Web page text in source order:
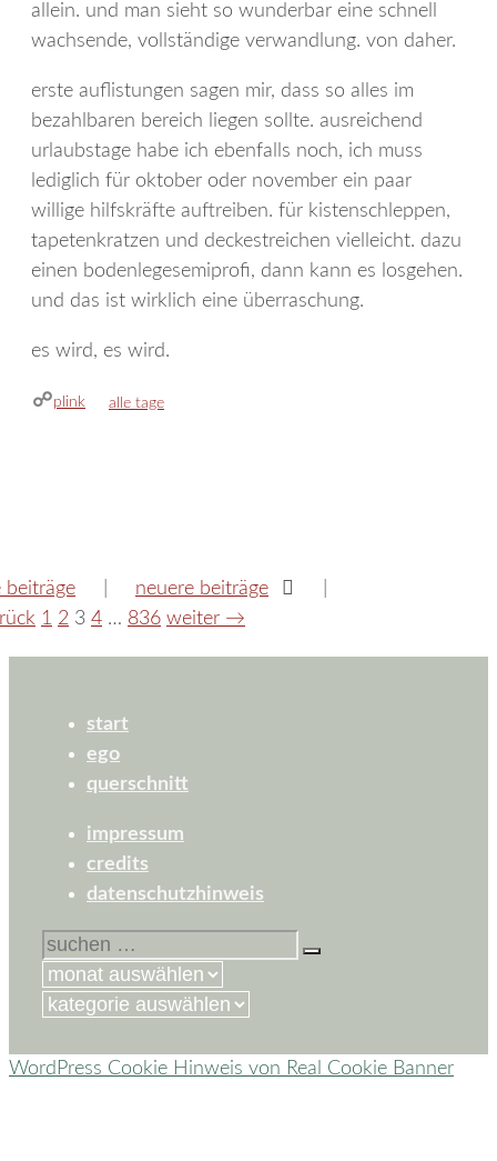
allein. und man sieht so wunderbar eine schnell
wachsende, vollständige verwandlung. von daher.
erste auflistungen sagen mir, dass so alles im
bezahlbaren bereich liegen sollte. ausreichend
urlaubstage habe ich ebenfalls noch, ich muss
lediglich für oktober oder november ein paar
willige hilfskräfte auftreiben. für kistenschleppen,
tapetenkratzen und deckestreichen vielleicht. dazu
einen bodenlegesemiprofi, dann kann es losgehen.
und das ist wirklich eine überraschung.
es wird, es wird.
plink kategorien
alle tage
beiträge
neuere beiträge
seite
1 seite
2 seite
3 seite
4 … seite
836 weiter →
start
ego
querschnitt
impressum
credits
datenschutzhinweis
suchen
nach:
kategorien
WordPress Cookie Hinweis von Real Cookie Banner